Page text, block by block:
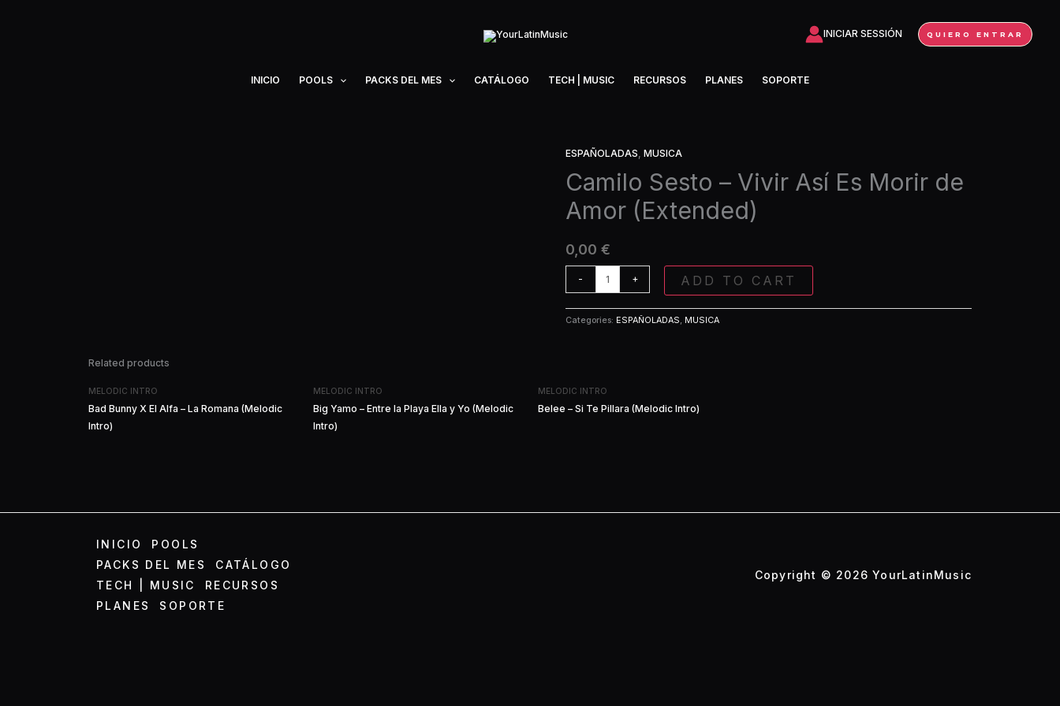
INICIAR SESSIÓN QUIERO ENTRAR
INICIO POOLS PACKS DEL MES CATÁLOGO TECH | MUSIC RECURSOS PLANES SOPORTE
ESPAÑOLADAS, MUSICA
Camilo Sesto – Vivir Así Es Morir de
Amor (Extended)
0,00 €
-
Camilo
Sesto
-
Vivir
Es
Morir
Amor
(Extended)
+ ADD TO CART
Categories: ESPAÑOLADAS, MUSICA
Related products
MELODIC INTRO
Bad Bunny X El Alfa – La Romana (Melodic
Intro)
MELODIC INTRO
Big Yamo – Entre la Playa Ella y Yo (Melodic
Intro)
MELODIC INTRO
Belee – Si Te Pillara (Melodic Intro)
INICIO
POOLS
PACKS DEL MES
CATÁLOGO
TECH | MUSIC
RECURSOS
PLANES
SOPORTE
Copyright © 2026 YourLatinMusic
de